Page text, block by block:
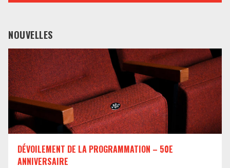
NOUVELLES
DÉVOILEMENT DE LA PROGRAMMATION – 50E
ANNIVERSAIRE